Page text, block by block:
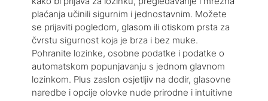
plaćanja učinili sigurnim i jednostavnim. Možete
se prijaviti pogledom, glasom ili otiskom prsta za
čvrstu sigurnost koja je brza i bez muke.
Pohranite lozinke, osobne podatke i podatke o
automatskom popunjavanju s jednom glavnom
lozinkom. Plus zaslon osjetljiv na dodir, glasovne
naredbe i opcije olovke nude prirodne i intuitivne